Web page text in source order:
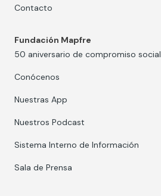
Contacto
Fundación Mapfre
50 aniversario de compromiso social
Conócenos
Nuestras App
Nuestros Podcast
Sistema Interno de Información
Sala de Prensa